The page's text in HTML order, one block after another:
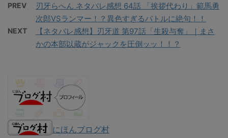
PREV
刃牙らへん ネタバレ感想 64話 「挨拶代わり」範馬勇
次郎VSランマー！？異色すぎるバトルに絶句！！
NEXT
【ネタバレ感想】刃牙道 第97話「生殺与奪」｜まさ
かの本部以蔵がジャックを圧倒ッッ！！？
にほんブログ村